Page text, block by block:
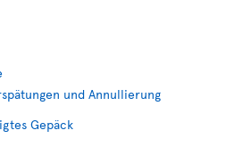
und Annullierung
Gepäck